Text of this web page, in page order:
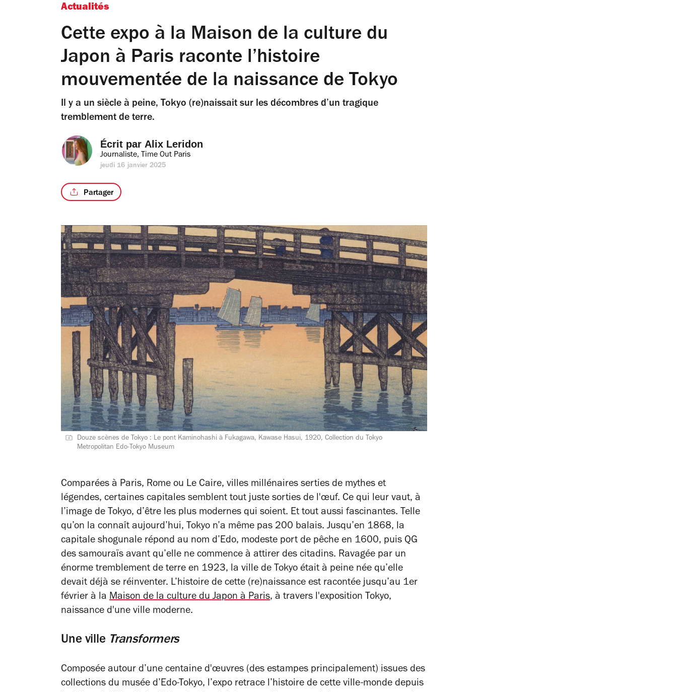
Actualités
Cette expo à la Maison de la culture du
Japon à Paris raconte l’histoire
mouvementée de la naissance de Tokyo
Il y a un siècle à peine, Tokyo (re)naissait sur les décombres d’un tragique
tremblement de terre.
Écrit par Alix Leridon
Journaliste, Time Out Paris
jeudi 16 janvier 2025
Partager
Douze scènes de Tokyo : Le pont Kaminohashi à Fukagawa, Kawase Hasui, 1920, Collection du Tokyo
Metropolitan Edo-Tokyo Museum
Comparées à Paris, Rome ou Le Caire, villes millénaires serties de mythes et
légendes, certaines capitales semblent tout juste sorties de l'œuf. Ce qui leur vaut, à
l’image de Tokyo, d’être les plus modernes qui soient. Et tout aussi fascinantes. Telle
qu’on la connaît aujourd’hui, Tokyo n’a même pas 200 balais. Jusqu’en 1868, la
capitale shogunale répond au nom d’Edo, modeste port de pêche en 1600, puis QG
des samouraïs avant qu’elle ne commence à attirer des citadins. Ravagée par un
énorme tremblement de terre en 1923, la ville de Tokyo était à peine née qu’elle
devait déjà se réinventer. L’histoire de cette (re)naissance est racontée jusqu’au 1er
février à la Maison de la culture du Japon à Paris, à travers l'exposition Tokyo,
naissance d'une ville moderne.
Une ville Transformers
Composée autour d’une centaine d'œuvres (des estampes principalement) issues des
collections du musée d’Edo-Tokyo, l’expo retrace l’histoire de cette ville-monde depuis